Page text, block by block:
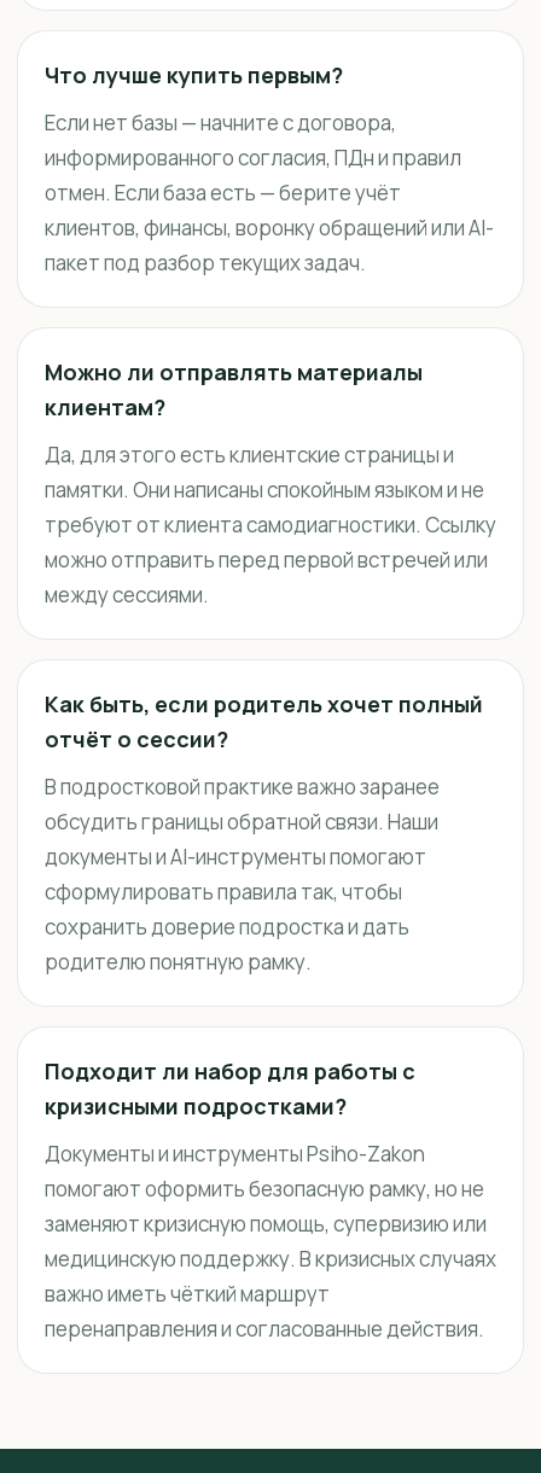
Что лучше купить первым?
Если нет базы — начните с договора,
информированного согласия, ПДн и правил
отмен. Если база есть — берите учёт
клиентов, финансы, воронку обращений или AI-
пакет под разбор текущих задач.
Можно ли отправлять материалы
клиентам?
Да, для этого есть клиентские страницы и
памятки. Они написаны спокойным языком и не
требуют от клиента самодиагностики. Ссылку
можно отправить перед первой встречей или
между сессиями.
Как быть, если родитель хочет полный
отчёт о сессии?
В подростковой практике важно заранее
обсудить границы обратной связи. Наши
документы и AI-инструменты помогают
сформулировать правила так, чтобы
сохранить доверие подростка и дать
родителю понятную рамку.
Подходит ли набор для работы с
кризисными подростками?
Документы и инструменты Psiho-Zakon
помогают оформить безопасную рамку, но не
заменяют кризисную помощь, супервизию или
медицинскую поддержку. В кризисных случаях
важно иметь чёткий маршрут
перенаправления и согласованные действия.